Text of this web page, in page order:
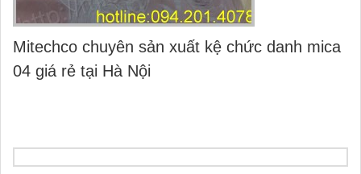
Mitechco chuyên sản xuất kệ chức danh mica
04 giá rẻ tại Hà Nội